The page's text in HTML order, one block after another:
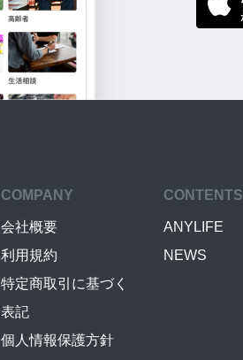
COMPANY
会社概要
利用規約
特定商取引に基づく
表記
個人情報保護方針
CONTENTS
ANYLIFE
NEWS